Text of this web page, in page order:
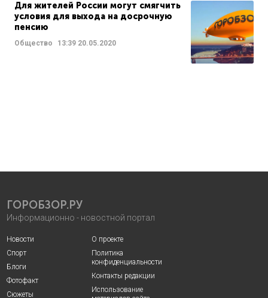
Для жителей России могут смягчить
условия для выхода на досрочную
пенсию
Общество 13:39 20.05.2020
ГОРОБЗОР.РУ
Информационно - новостной портал
Новости
Спорт
Блоги
Фотофакт
Сюжеты
О проекте
Политика
конфиденциальности
Контакты редакции
Использование